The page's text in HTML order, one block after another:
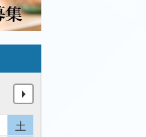
土